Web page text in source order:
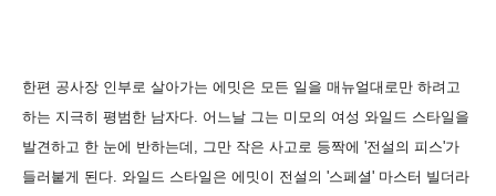
한편 공사장 인부로 살아가는 에밋은 모든 일을 매뉴얼대로만 하려고
하는 지극히 평범한 남자다. 어느날 그는 미모의 여성 와일드 스타일을
발견하고 한 눈에 반하는데, 그만 작은 사고로 등짝에 '전설의 피스'가
들러붙게 된다. 와일드 스타일은 에밋이 전설의 '스페셜' 마스터 빌더라